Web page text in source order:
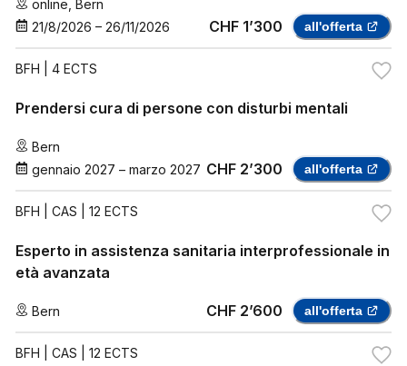
online
Bern
21/8/2026 – 26/11/2026 CHF 1’300 all'offerta
BFH | 4 ECTS
Prendersi cura di persone con disturbi mentali
Bern
gennaio 2027 – marzo 2027 CHF 2’300 all'offerta
BFH | CAS | 12 ECTS
Esperto in assistenza sanitaria interprofessionale in
età avanzata
Bern CHF 2’600 all'offerta
BFH | CAS | 12 ECTS